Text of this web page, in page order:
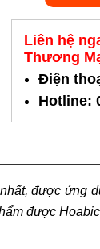
Liên hệ
Thương
Điện
Hotline:
được ứng
được